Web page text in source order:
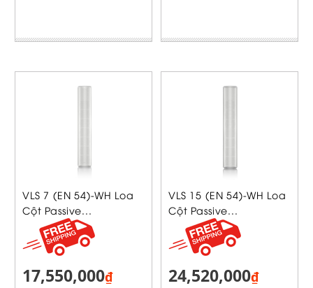
VLS 7 (EN 54)-WH Loa
Cột Passive...
17,550,000₫
VLS 15 (EN 54)-WH Loa
Cột Passive...
24,520,000₫